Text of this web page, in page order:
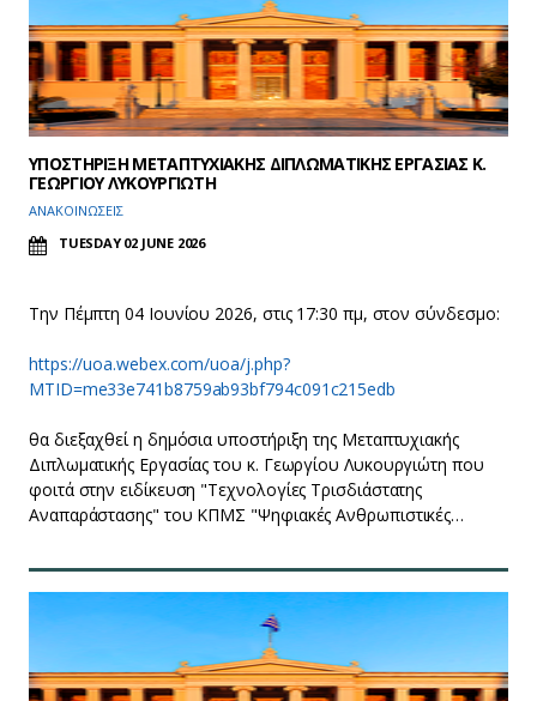
ΥΠΟΣΤΗΡΙΞΗ ΜΕΤΑΠΤΥΧΙΑΚΗΣ ΔΙΠΛΩΜΑΤΙΚΗΣ ΕΡΓΑΣΙΑΣ Κ.
ΓΕΩΡΓΙΟΥ ΛΥΚΟΥΡΓΙΩΤΗ
ΑΝΑΚΟΙΝΩΣΕΙΣ
TUESDAY 02 JUNE 2026
Την Πέμπτη 04 Ιουνίου 2026, στις 17:30 πμ, στον σύνδεσμο:
https://uoa.webex.com/uoa/j.php?
MTID=me33e741b8759ab93bf794c091c215edb
θα διεξαχθεί η δημόσια υποστήριξη της Μεταπτυχιακής
Διπλωματικής Εργασίας του κ. Γεωργίου Λυκουργιώτη που
φοιτά στην ειδίκευση "Τεχνολογίες Τρισδιάστατης
Αναπαράστασης" του ΚΠΜΣ "Ψηφιακές Ανθρωπιστικές…